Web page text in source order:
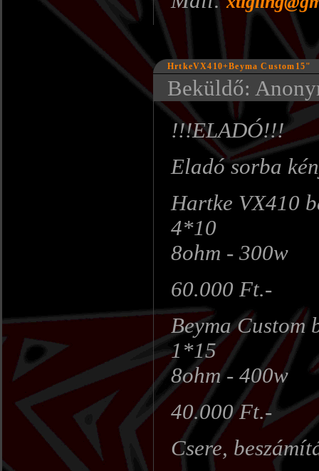
HrtkeVX410+Beyma Custom15"
Beküldő:
!!!ELADÓ!!!
Eladó sorba
Hartke VX410
4*10
8ohm - 300w
60.000 Ft.-
Beyma Custom
1*15
8ohm - 400w
40.000 Ft.-
Csere,